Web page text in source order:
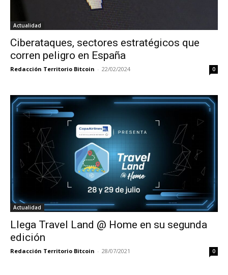
Actualidad
Ciberataques, sectores estratégicos que
corren peligro en España
Redacción Territorio Bitcoin - 22/02/2024 0
Actualidad
Llega Travel Land @ Home en su segunda
edición
Redacción Territorio Bitcoin - 28/07/2021 0